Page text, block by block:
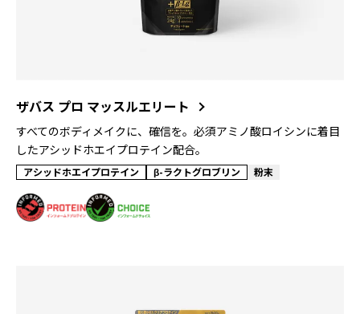
ザバス プロ マッスルエリート
すべてのボディメイクに、確信を。必須アミノ酸ロイシンに着目
したアシッドホエイプロテイン配合。
アシッドホエイプロテイン β-ラクトグロブリン 粉末